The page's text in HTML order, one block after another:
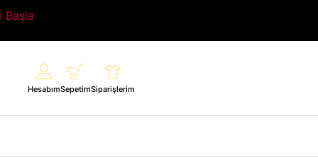
Başla
HesabımSepetimSiparişlerim